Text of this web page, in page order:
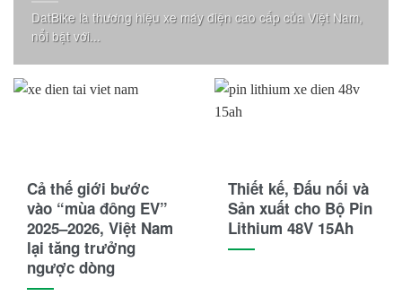
DatBike là thương hiệu xe máy điện cao cấp của Việt Nam,
nổi bật với...
Cả thế giới bước
vào “mùa đông EV”
2025–2026, Việt Nam
lại tăng trưởng
ngược dòng
Thiết kế, Đấu nối và
Sản xuất cho Bộ Pin
Lithium 48V 15Ah